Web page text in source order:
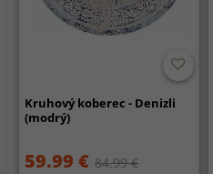
Kruhový koberec - Denizli
(modrý)
59.99 € 84.99 €